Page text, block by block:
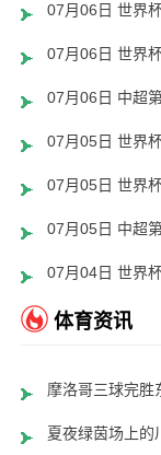
07月06日 世界
07月06日 世界
07月06日 中超
07月05日 世界
07月05日 世界
07月05日 中超
07月04日 世界
体育资讯
摩洛哥三球完胜
夏夜绿茵场上的